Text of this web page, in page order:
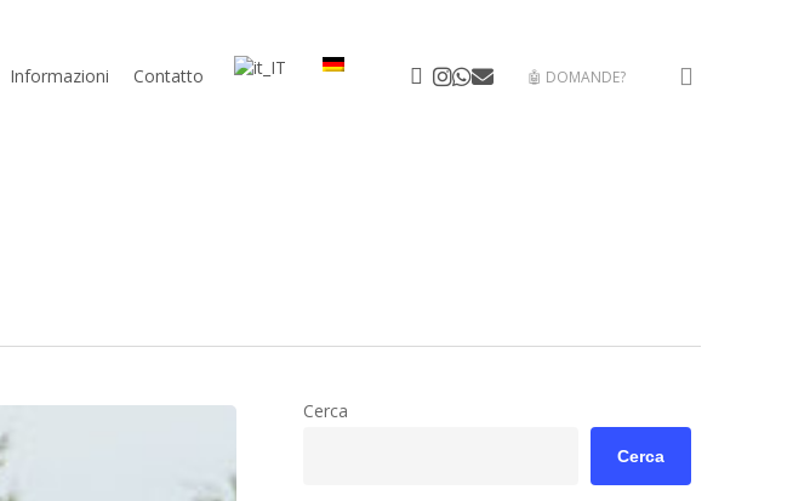
Informazioni Contatto facebook
instagram
whatsapp
email 🤖 DOMANDE?
Cerca
Cerca